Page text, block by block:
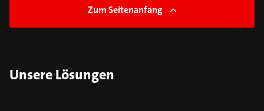
Zum Seitenanfang
Unsere Lösungen